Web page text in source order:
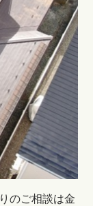
のご相談は金